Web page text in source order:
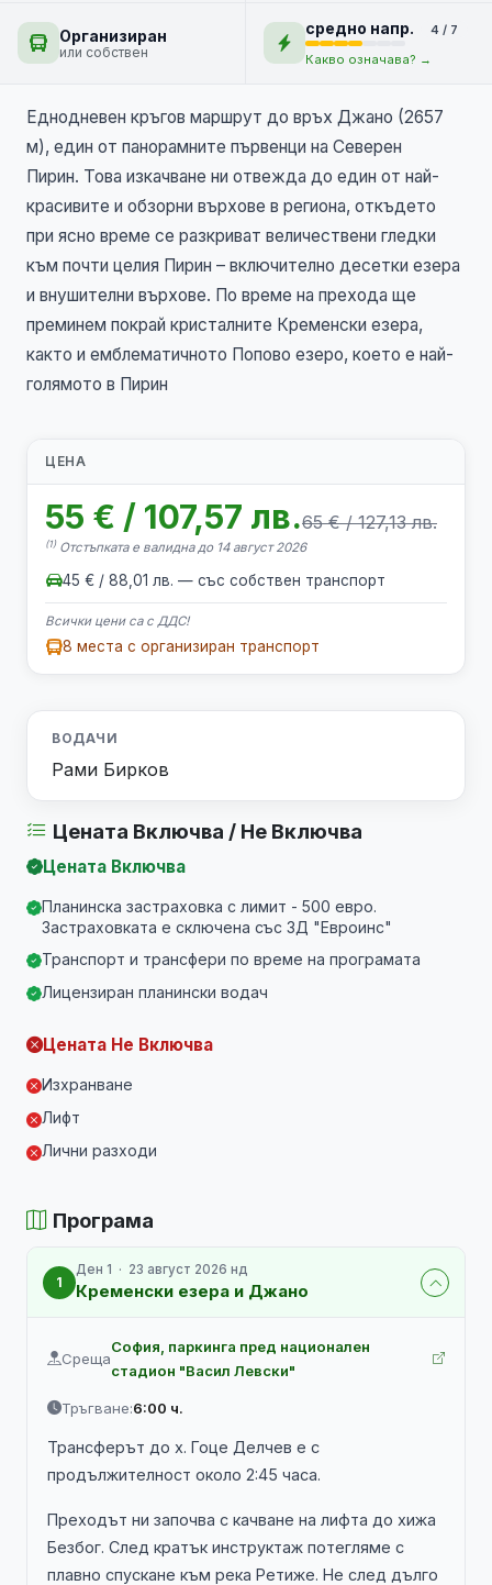
Организиран
или собствен
средно напр.
4 / 7
Какво означава? →
Еднодневен кръгов маршрут до връх Джано (2657
м), един от панорамните първенци на Северен
Пирин. Това изкачване ни отвежда до един от най-
красивите и обзорни върхове в региона, откъдето
при ясно време се разкриват величествени гледки
към почти целия Пирин – включително десетки езера
и внушителни върхове. По време на прехода ще
преминем покрай кристалните Кременски езера,
както и емблематичното Попово езеро, което е най-
голямото в Пирин
ЦЕНА
55 € / 107,57 лв.65 € / 127,13 лв.
(1)Отстъпката е валидна до 14 август 2026
45 € / 88,01 лв. — със собствен транспорт
Всички цени са с ДДС!
8 места с организиран транспорт
ВОДАЧИ
Рами Бирков
Цената Включва / Не Включва
Цената Включва
Планинска застраховка с лимит - 500 евро.
Застраховката е сключена със ЗД "Евроинс"
Транспорт и трансфери по време на програмата
Лицензиран планински водач
Цената Не Включва
Изхранване
Лифт
Лични разходи
Програма
1
Ден 1 · 23 август 2026 нд
Кременски езера и Джано
Среща
София, паркинга пред национален
стадион "Васил Левски"
Тръгване:6:00 ч.
Трансферът до х. Гоце Делчев е с
продължителност около 2:45 часа.
Преходът ни започва с качване на лифта до хижа
Безбог. След кратък инструктаж потегляме с
плавно спускане към река Ретиже. Не след дълго